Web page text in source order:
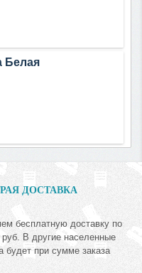
Белая
ДОСТАВКА
бесплатную доставку по
В другие населенные
будет при сумме заказа